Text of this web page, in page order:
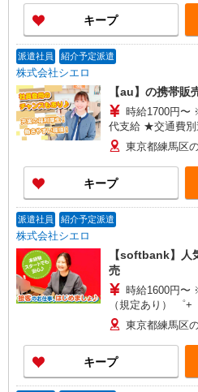
い・週払い可能
+゜・。○。・゜+゜
キープ
派遣社員 紹介予定派遣
株式会社シエロ
【au】の携帯販
時給1700円〜
代支給 ★交通費別途支
○。・゜+゜・。○
給(規定有) お友達を紹介頂くと, インセンティブ支
給(規定有) ★月2回払い・週払い可能（規程有）★
゜・。○。・゜+
東京都練馬区
キープ
派遣社員 紹介予定派遣
株式会社シエロ
【softbank】人
売
時給1600円
（規定あり） ゜+゜・。○。・゜+゜・。○。・゜
+゜ 入社祝い金10万円支
頂くと, インセンティ
い・週払い可能
+゜・。○。・゜+゜
東京都練馬区
キープ